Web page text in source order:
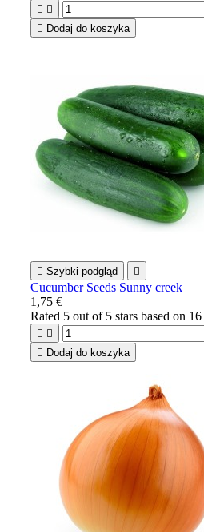
 
 Dodaj do koszyka
 Szybki podgląd 
Cucumber Seeds Sunny creek
1,75 €
Rated 5 out of 5 stars based on 16
 
 Dodaj do koszyka